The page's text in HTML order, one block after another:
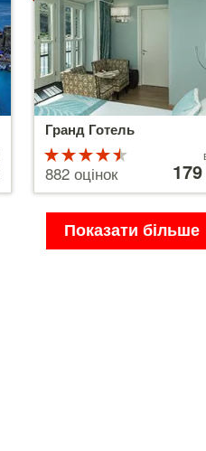
Гранд Готель
4.5 з 5
882 оцінок 179 €
Показати більше